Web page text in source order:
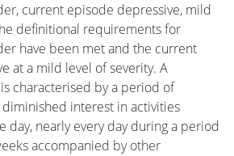
current episode depressive, mild
definitional requirements for
have been met and the current
at a mild level of severity. A
characterised by a period of
interest in activities
day, nearly every day during a period
accompanied by other